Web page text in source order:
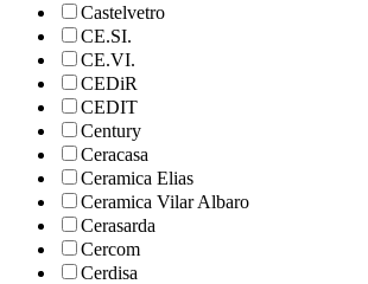
Castelvetro
CE.SI.
CE.VI.
CEDiR
CEDIT
Century
Ceracasa
Ceramica Elias
Ceramica Vilar Albaro
Cerasarda
Cercom
Cerdisa